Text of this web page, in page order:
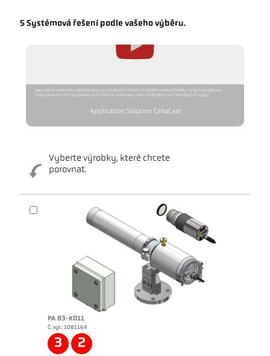
5 Systémová řešení podle vašeho výběru.
Toto video se načte z YouTube až po kliknutí na tlačítko „Přehrát“. Při načítání se data přenášejí na YouTube, kde jsou
zpracovávána mimo naši kontrolu. Více informací naleznete v našem prohlášení o ochraně osobních údajů.
Application Solution CellaCast
Vyberte výrobky, které chcete
porovnat.
PA 83-K011
Č. výr.: 1081164
3 2